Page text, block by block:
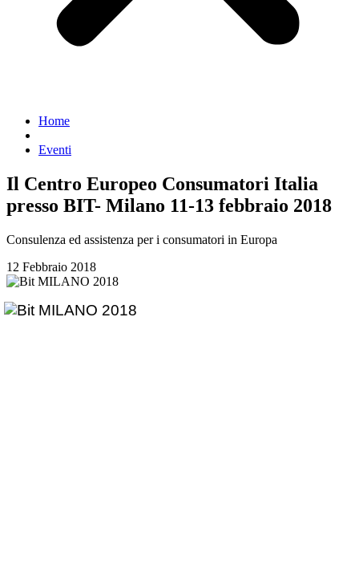
Home
Eventi
Il Centro Europeo Consumatori Italia
presso BIT- Milano 11-13 febbraio 2018
Consulenza ed assistenza per i consumatori in Europa
12 Febbraio 2018